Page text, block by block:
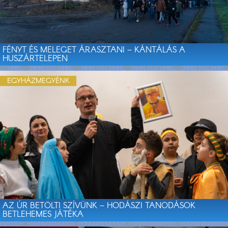
FÉNYT ÉS MELEGET ÁRASZTANI – KÁNTÁLÁS A
HUSZÁRTELEPEN
AZ ÚR BETÖLTI SZÍVÜNK – HODÁSZI TANODÁSOK
BETLEHEMES JÁTÉKA
EGYHÁZMEGYÉNK